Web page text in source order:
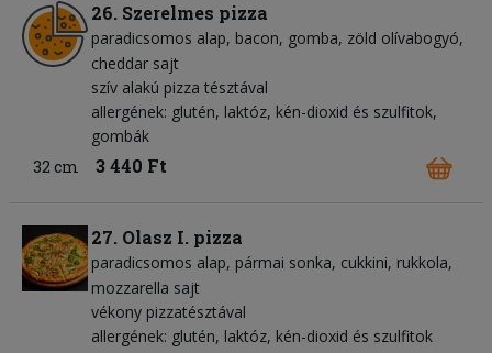
26. Szerelmes pizza
paradicsomos alap bacon gomba zöld olívabogyó
cheddar sajt
szív alakú pizza tésztával
allergének: glutén, laktóz, kén-dioxid és szulfitok,
gombák
32 cm
3 440 Ft
27. Olasz I. pizza
paradicsomos alap pármai sonka cukkini rukkola
mozzarella sajt
vékony pizzatésztával
allergének: glutén, laktóz, kén-dioxid és szulfitok